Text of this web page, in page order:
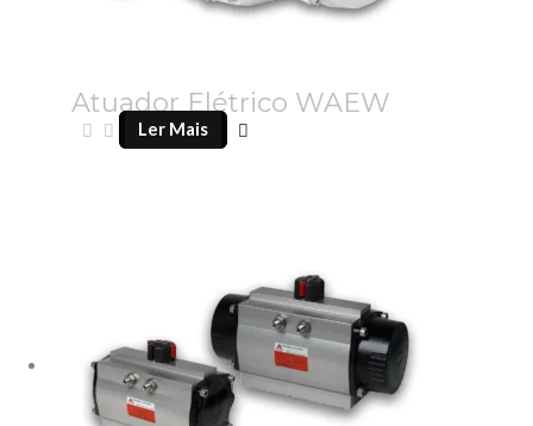
Atuador Elétrico WAEW
Ler Mais